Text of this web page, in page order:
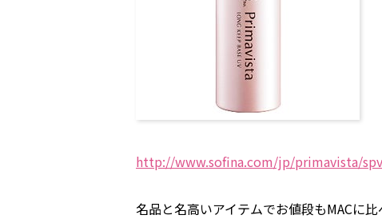
http://www.sofina.com/jp/primavista/
名品と名高いアイテムでお値段もMACに